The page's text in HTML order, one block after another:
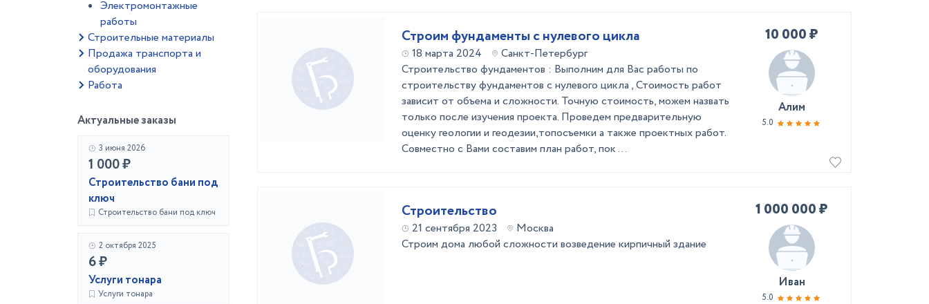
Электромонтажные
работы
Строительные материалы
Продажа транспорта и
оборудования
Работа
Актуальные заказы
3 июня 2026
1 000 ₽
Строительство бани под
ключ
Строительство бани под ключ
2 октября 2025
6 ₽
Услуги тонара
Услуги тонара
Строим фундаменты с нулевого цикла
18 марта 2024
Санкт-Петербург
Строительство фундаментов : Выполним для Вас работы по
строительству фундаментов с нулевого цикла , Стоимость работ
зависит от объема и сложности. Точную стоимость, можем назвать
только после изучения проекта. Проведем предварительную
оценку геологии и геодезии,топосъемки а также проектных работ.
Совместно с Вами составим план работ, пок ...
10 000 ₽
Алим
5.0
Строительство
21 сентября 2023
Москва
Строим дома любой сложности возведение кирпичный здание
1 000 000 ₽
Иван
5.0